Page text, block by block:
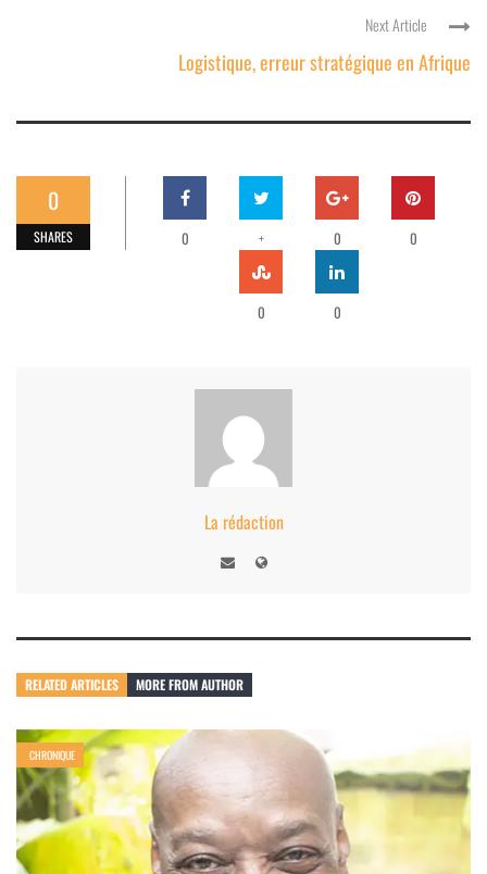
Next Article
Logistique, erreur stratégique en Afrique
0
SHARES 0 + 0 0
0 0
La rédaction
RELATED ARTICLES MORE FROM AUTHOR
CHRONIQUE